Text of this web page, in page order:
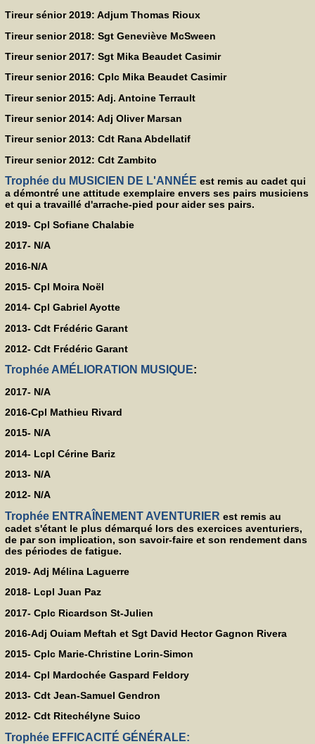
Tireur sénior 2019: Adjum Thomas Rioux
Tireur senior 2018: Sgt Geneviève McSween
Tireur senior 2017: Sgt Mika Beaudet Casimir
Tireur senior 2016: Cplc Mika Beaudet Casimir
Tireur senior 2015: Adj. Antoine Terrault
Tireur senior 2014: Adj Oliver Marsan
Tireur senior 2013: Cdt Rana Abdellatif
Tireur senior 2012: Cdt Zambito
Trophée du MUSICIEN DE L'ANNÉE est remis au cadet qui
a démontré une attitude exemplaire envers ses pairs musiciens
et qui a travaillé d'arrache-pied pour aider ses pairs.
2019- Cpl Sofiane Chalabie
2017- N/A
2016-N/A
2015- Cpl Moira Noël
2014- Cpl Gabriel Ayotte
2013- Cdt Frédéric Garant
2012- Cdt Frédéric Garant
Trophée AMÉLIORATION MUSIQUE:
2017- N/A
2016-Cpl Mathieu Rivard
2015- N/A
2014- Lcpl Cérine Bariz
2013- N/A
2012- N/A
Trophée ENTRAÎNEMENT AVENTURIER est remis au
cadet s'étant le plus démarqué lors des exercices aventuriers,
de par son implication, son savoir-faire et son rendement dans
des périodes de fatigue.
2019- Adj Mélina Laguerre
2018- Lcpl Juan Paz
2017- Cplc Ricardson St-Julien
2016-Adj Ouiam Meftah et Sgt David Hector Gagnon Rivera
2015- Cplc Marie-Christine Lorin-Simon
2014- Cpl Mardochée Gaspard Feldory
2013- Cdt Jean-Samuel Gendron
2012- Cdt Ritechélyne Suico
Trophée EFFICACITÉ GÉNÉRALE: